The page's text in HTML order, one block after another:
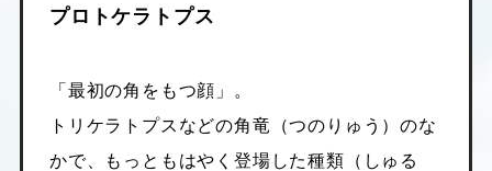
プロトケラトプス
「最初の角をもつ顔」。
トリケラトプスなどの角竜（つのりゅう）のな
かで、もっともはやく登場した種類（しゅる